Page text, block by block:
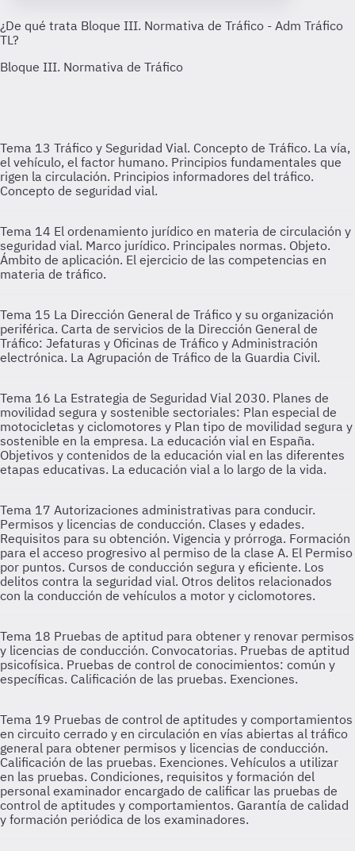
Tema 13 Tráfico y Seguridad Vial. Concepto de Tráfico. La vía,
el vehículo, el factor humano. Principios fundamentales que
rigen la circulación. Principios informadores del tráfico.
Concepto de seguridad vial.
Tema 14 El ordenamiento jurídico en materia de circulación y
seguridad vial. Marco jurídico. Principales normas. Objeto.
Ámbito de aplicación. El ejercicio de las competencias en
materia de tráfico.
Tema 15 La Dirección General de Tráfico y su organización
periférica. Carta de servicios de la Dirección General de
Tráfico: Jefaturas y Oficinas de Tráfico y Administración
electrónica. La Agrupación de Tráfico de la Guardia Civil.
Tema 16 La Estrategia de Seguridad Vial 2030. Planes de
movilidad segura y sostenible sectoriales: Plan especial de
motocicletas y ciclomotores y Plan tipo de movilidad segura y
sostenible en la empresa. La educación vial en España.
Objetivos y contenidos de la educación vial en las diferentes
etapas educativas. La educación vial a lo largo de la vida.
Tema 17 Autorizaciones administrativas para conducir.
Permisos y licencias de conducción. Clases y edades.
Requisitos para su obtención. Vigencia y prórroga. Formación
para el acceso progresivo al permiso de la clase A. El Permiso
por puntos. Cursos de conducción segura y eficiente. Los
delitos contra la seguridad vial. Otros delitos relacionados
con la conducción de vehículos a motor y ciclomotores.
Tema 18 Pruebas de aptitud para obtener y renovar permisos
y licencias de conducción. Convocatorias. Pruebas de aptitud
psicofísica. Pruebas de control de conocimientos: común y
específicas. Calificación de las pruebas. Exenciones.
Tema 19 Pruebas de control de aptitudes y comportamientos
en circuito cerrado y en circulación en vías abiertas al tráfico
general para obtener permisos y licencias de conducción.
Calificación de las pruebas. Exenciones. Vehículos a utilizar
en las pruebas. Condiciones, requisitos y formación del
personal examinador encargado de calificar las pruebas de
control de aptitudes y comportamientos. Garantía de calidad
y formación periódica de los examinadores.